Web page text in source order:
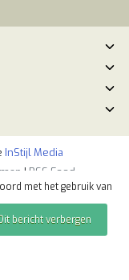
InStijl Media
| RSS Feed
met het gebruik van
Dit bericht verbergen